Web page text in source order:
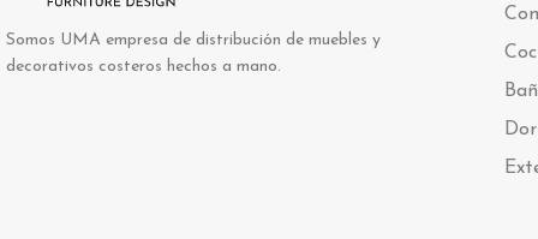
Somos UMA empresa de distribución de muebles y
decorativos costeros hechos a mano.